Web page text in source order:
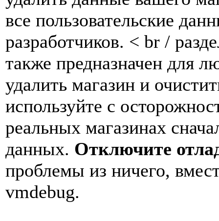
все пользовательские
разработчиков. < br /
также предназначен для
удалить магазин и
используйте с
реальных магазинах
данных. Отключите
проблемы из ничего,
vmdebug.